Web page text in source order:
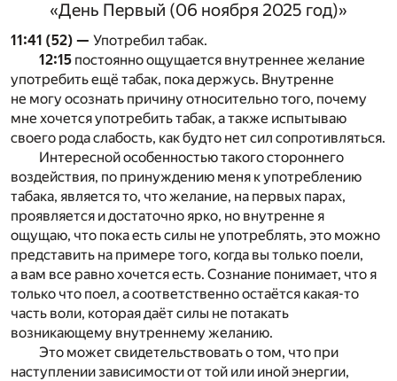
«День Первый (06 ноября 2025 год)»
11:41 (52) — Употребил табак.
12:15 постоянно ощущается внутреннее желание
употребить ещё табак, пока держусь. Внутренне
не могу осознать причину относительно того, почему
мне хочется употребить табак, а также испытываю
своего рода слабость, как будто нет сил сопротивляться.
Интересной особенностью такого стороннего
воздействия, по принуждению меня к употреблению
табака, является то, что желание, на первых парах,
проявляется и достаточно ярко, но внутренне я
ощущаю, что пока есть силы не употреблять, это можно
представить на примере того, когда вы только поели,
а вам все равно хочется есть. Сознание понимает, что я
только что поел, а соответственно остаётся какая-то
часть воли, которая даёт силы не потакать
возникающему внутреннему желанию.
Это может свидетельствовать о том, что при
наступлении зависимости от той или иной энергии,